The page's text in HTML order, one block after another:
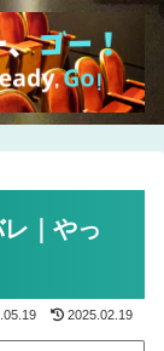
｜やっ
2025.02.19